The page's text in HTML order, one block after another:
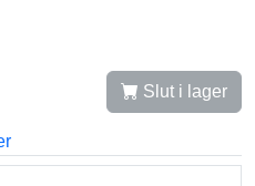
Slut i lager